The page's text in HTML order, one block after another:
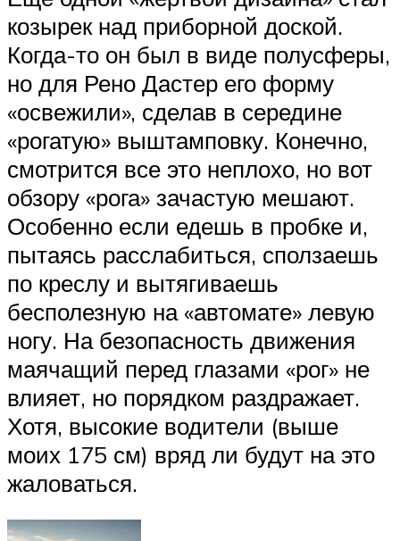
козырек над приборной доской.
Когда-то он был в виде полусферы,
но для Рено Дастер его форму
«освежили», сделав в середине
«рогатую» выштамповку. Конечно,
смотрится все это неплохо, но вот
обзору «рога» зачастую мешают.
Особенно если едешь в пробке и,
пытаясь расслабиться, сползаешь
по креслу и вытягиваешь
бесполезную на «автомате» левую
ногу. На безопасность движения
маячащий перед глазами «рог» не
влияет, но порядком раздражает.
Хотя, высокие водители (выше
моих 175 см) вряд ли будут на это
жаловаться.